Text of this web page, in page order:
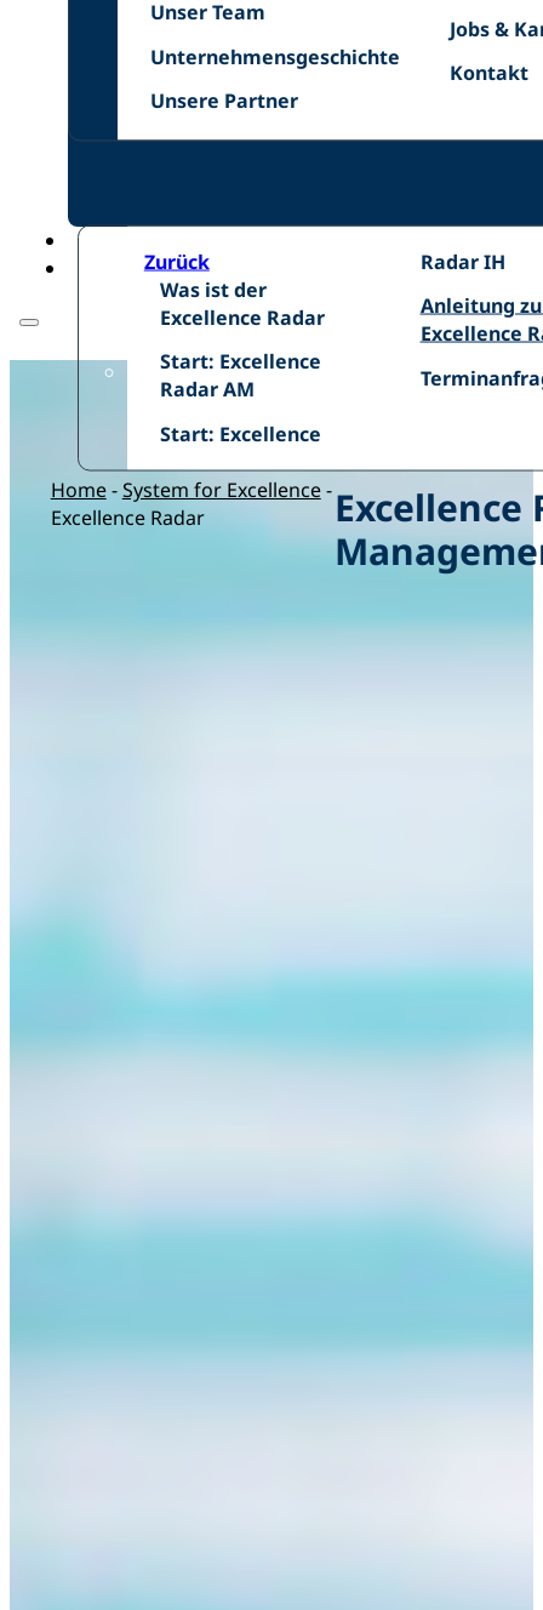
Unser Team
Unser
Unternehmensgeschichte
Unternehmensgeschichte
Unsere Partner
Unsere
Jobs &
Jobs
Karriere
Kontakt
Kontakt
Zurück
Was ist der
Excellence Radar
Was
ist
Excellence
Radar
Start: Excellence
Radar AM
Start:
Excellence
AM
Start: Excellence
Radar IH
Start:
Excellence
IH
Anleitung
Excellence
Anleitung
zum
Radar
Home-System for Excellence-
Excellence Radar